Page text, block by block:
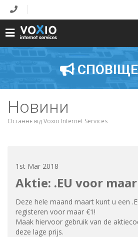
Новини
Останнє від Voxio Internet Services
1st Mar 2018
Aktie: .EU voor maar
Deze hele maand maart kunt u een
registeren voor maar €1!
Maak hiervoor gebruik van de
deze lage prijs.